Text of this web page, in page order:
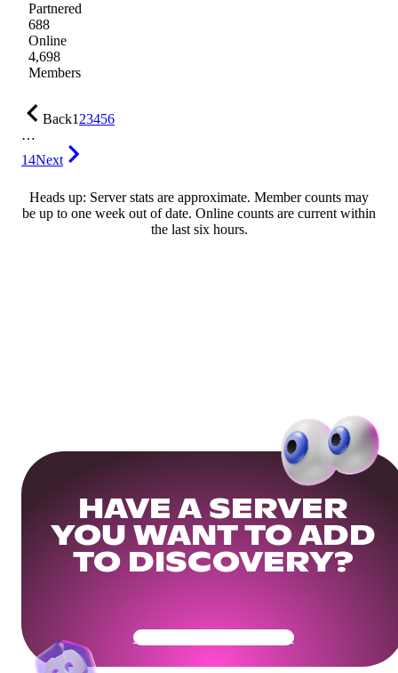
Partnered
688
Online
4,698
Members
Back123456
…
14Next
Heads up: Server stats are approximate. Member counts may
be up to one week out of date. Online counts are current within
the last six hours.
HAVE A SERVER
YOU WANT TO ADD
TO DISCOVERY?
Get Your Community Ready